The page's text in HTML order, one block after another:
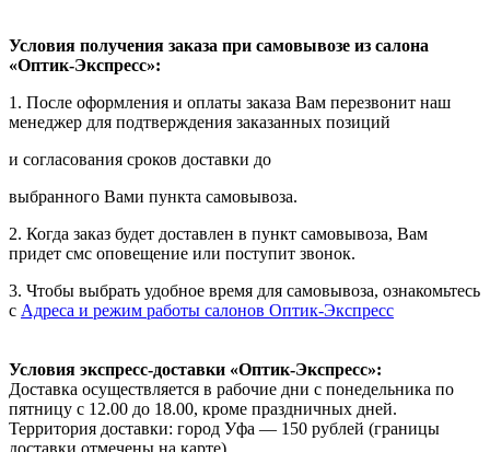
Условия получения заказа при самовывозе из салона
«Оптик-Экспресс»:
1. После оформления и оплаты заказа Вам перезвонит наш
менеджер для подтверждения заказанных позиций
и согласования сроков доставки до
выбранного Вами пункта самовывоза.
2. Когда заказ будет доставлен в пункт самовывоза, Вам
придет смс оповещение или поступит звонок.
3. Чтобы выбрать удобное время для самовывоза, ознакомьтесь
с Адреса и режим работы салонов Оптик-Экспресс
Условия экспресс-доставки «Оптик-Экспресс»:
Доставка осуществляется в рабочие дни с понедельника по
пятницу с 12.00 до 18.00, кроме праздничных дней.
Территория доставки: город Уфа — 150 рублей (границы
доставки отмечены на карте).